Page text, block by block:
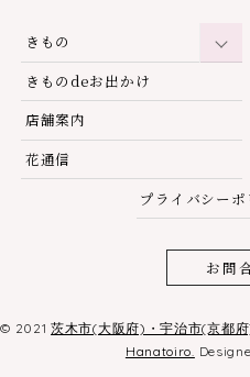
きもの
きものdeお出かけ
店舗案内
花通信
プライバシーポ
お問
© 2021茨木市(大阪府)・宇治市(京都
Hanatoiro.